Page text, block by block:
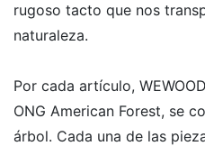
rugoso tacto que nos
naturaleza.
Por cada artículo,
ONG American Forest, se
árbol. Cada una de las